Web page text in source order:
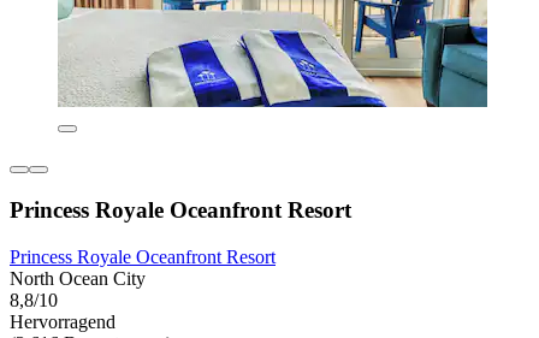
Princess Royale Oceanfront Resort
Princess Royale Oceanfront Resort
North Ocean City
8,8/10
Hervorragend